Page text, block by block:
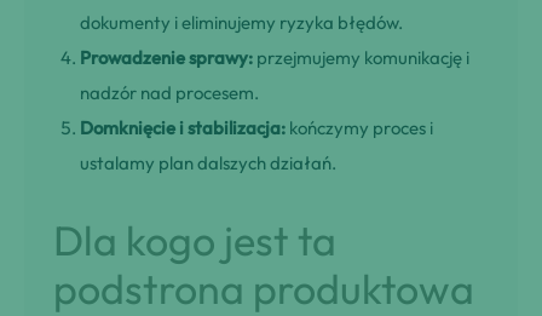
dokumenty i eliminujemy ryzyka błędów.
Prowadzenie sprawy: przejmujemy komunikację i
nadzór nad procesem.
Domknięcie i stabilizacja: kończymy proces i
ustalamy plan dalszych działań.
Dla kogo jest ta
podstrona produktowa